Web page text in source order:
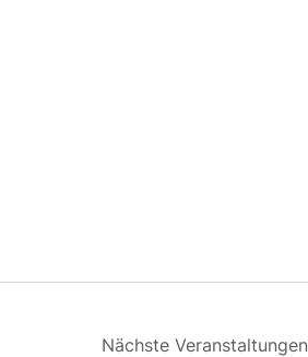
Nächste Veranstaltungen